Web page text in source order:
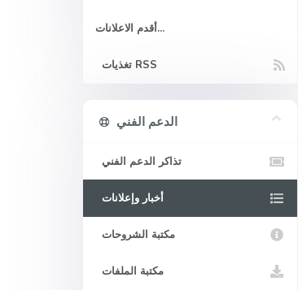
أقدم الاعلانات...
تغذيات RSS
الدعم الفني
تذاكر الدعم الفني
أخبار وإعلانات
مكتبة الشروحات
مكتبة الملفات